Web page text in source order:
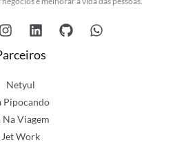
Netyul
Pipocando
Na Viagem
Jet Work